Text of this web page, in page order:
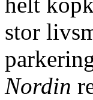
stor
Nordin